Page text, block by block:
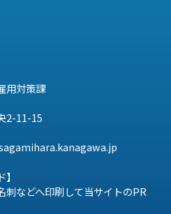
用対策課
2-11-15
kanagawa.jp
刺などへ印刷して当サイトのPR